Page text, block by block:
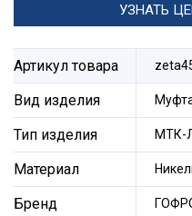
УЗНАТЬ
Артикул товара
Вид изделия
Тип изделия МТК-
Материал
Бренд